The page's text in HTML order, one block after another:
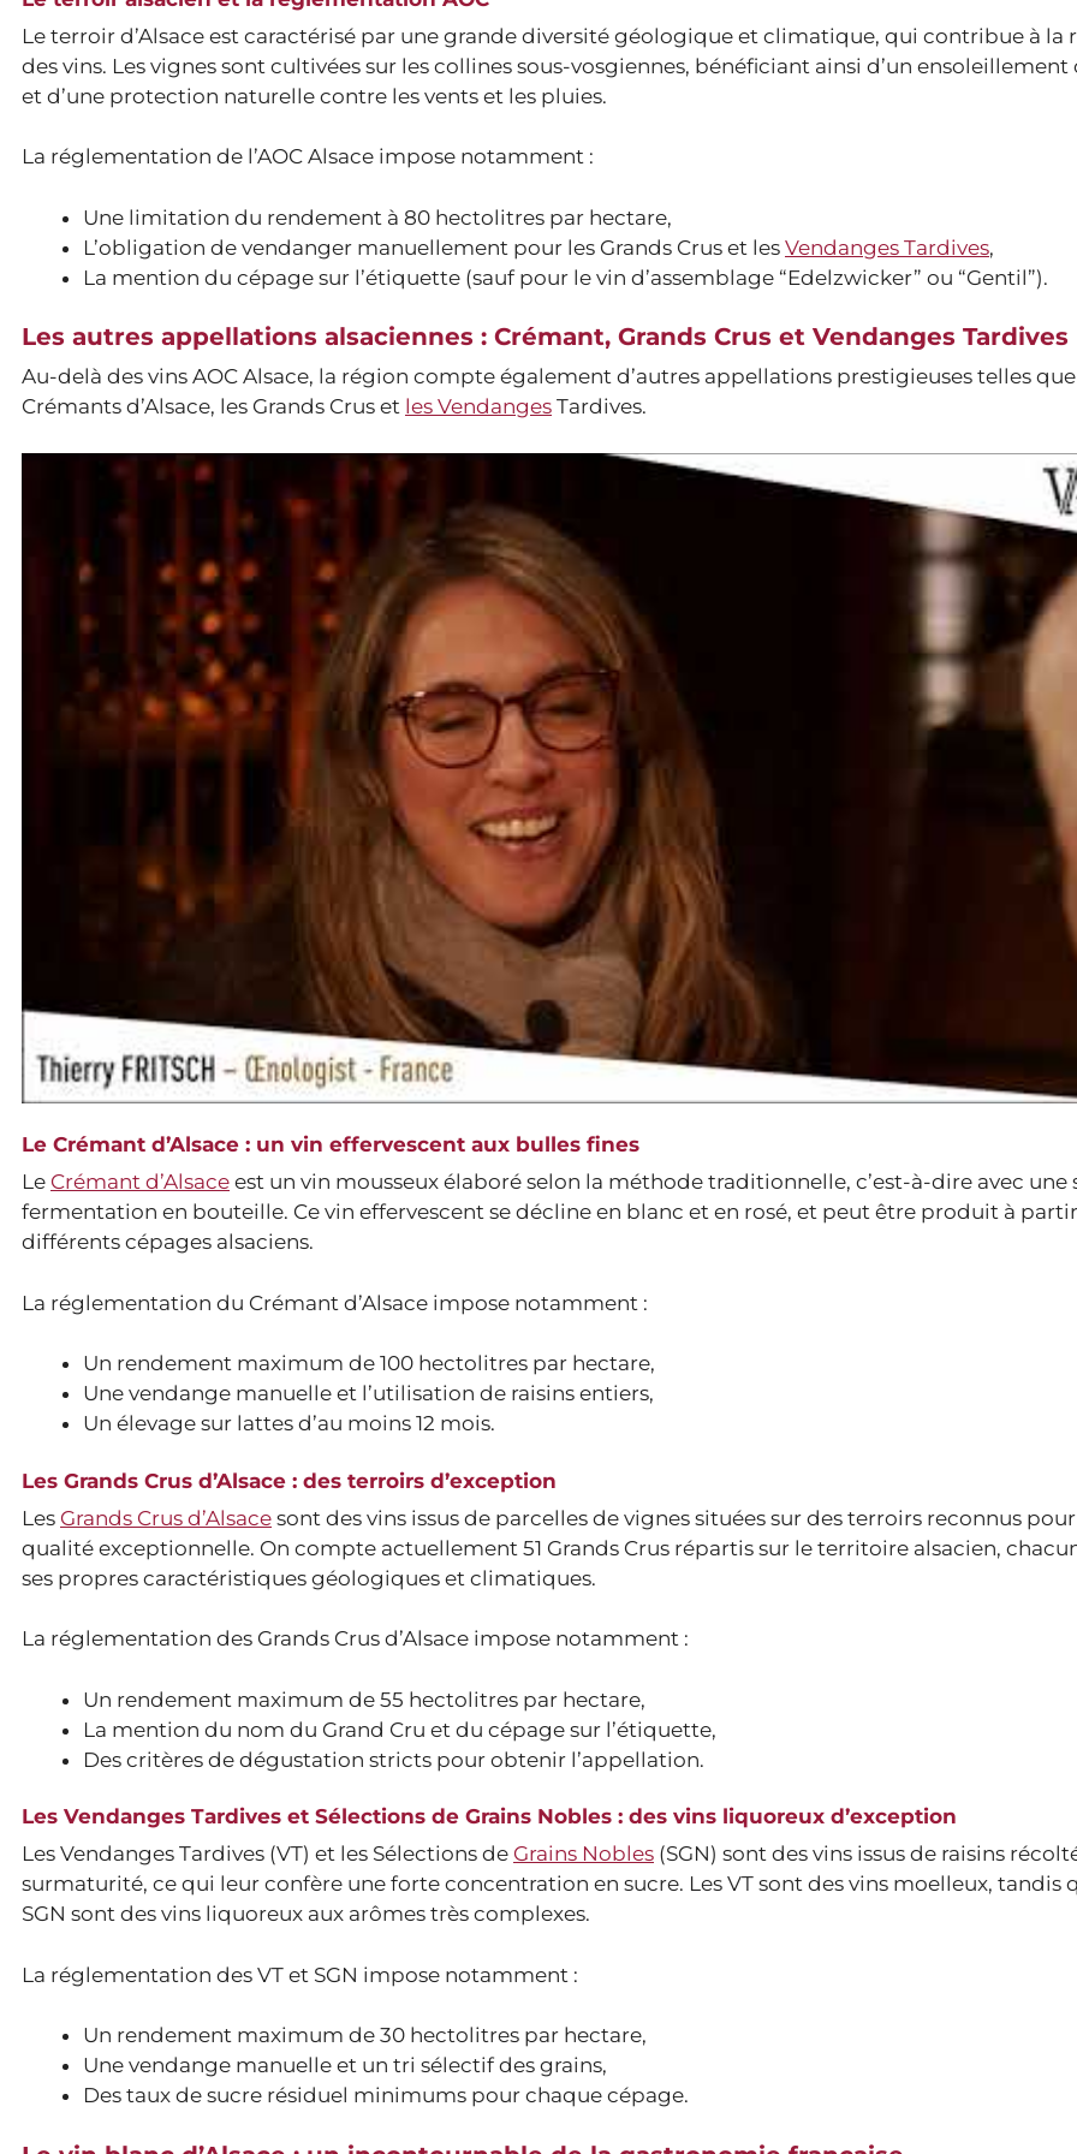
Le terroir d’Alsace est caractérisé par une grande diversité géologique et climatique, qui contribue à la
des vins. Les vignes sont cultivées sur les collines sous-vosgiennes, bénéficiant ainsi d’un
et d’une protection naturelle contre les vents et les pluies.
La réglementation de l’AOC Alsace impose notamment :
Une limitation du rendement à 80 hectolitres par hectare,
L’obligation de vendanger manuellement pour les Grands Crus et les Vendanges Tardives,
La mention du cépage sur l’étiquette (sauf pour le vin d’assemblage “Edelzwicker” ou “Gentil”).
Les autres appellations alsaciennes : Crémant, Grands Crus et Vendanges Tardives
Au-delà des vins AOC Alsace, la région compte également d’autres appellations prestigieuses telles
Crémants d’Alsace, les Grands Crus et les Vendanges Tardives.
Le Crémant d’Alsace : un vin effervescent aux bulles fines
Le Crémant d’Alsace est un vin mousseux élaboré selon la méthode traditionnelle, c’est-à-dire avec une
fermentation en bouteille. Ce vin effervescent se décline en blanc et en rosé, et peut être produit à
différents cépages alsaciens.
La réglementation du Crémant d’Alsace impose notamment :
Un rendement maximum de 100 hectolitres par hectare,
Une vendange manuelle et l’utilisation de raisins entiers,
Un élevage sur lattes d’au moins 12 mois.
Les Grands Crus d’Alsace : des terroirs d’exception
Les Grands Crus d’Alsace sont des vins issus de parcelles de vignes situées sur des terroirs reconnus
qualité exceptionnelle. On compte actuellement 51 Grands Crus répartis sur le territoire alsacien,
ses propres caractéristiques géologiques et climatiques.
La réglementation des Grands Crus d’Alsace impose notamment :
Un rendement maximum de 55 hectolitres par hectare,
La mention du nom du Grand Cru et du cépage sur l’étiquette,
Des critères de dégustation stricts pour obtenir l’appellation.
Les Vendanges Tardives et Sélections de Grains Nobles : des vins liquoreux d’exception
Les Vendanges Tardives (VT) et les Sélections de Grains Nobles (SGN) sont des vins issus de raisins
surmaturité, ce qui leur confère une forte concentration en sucre. Les VT sont des vins moelleux, tandis
SGN sont des vins liquoreux aux arômes très complexes.
La réglementation des VT et SGN impose notamment :
Un rendement maximum de 30 hectolitres par hectare,
Une vendange manuelle et un tri sélectif des grains,
Des taux de sucre résiduel minimums pour chaque cépage.